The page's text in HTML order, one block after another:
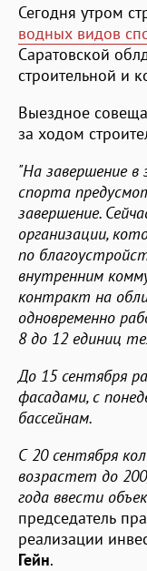
Сегодня утром
водных видов
Саратовской
строительной и
Выездное
за ходом
"На завершение
спорта
завершение.
организации,
по
внутренним
контракт на
одновременно
8 до 12 единиц
До 15 сентября
фасадами, с
бассейнам.
С 20 сентября
возрастет до
года ввести
председатель
реализации
Гейн.